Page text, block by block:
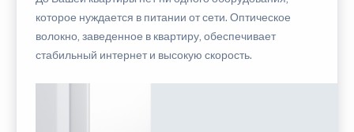
которое нуждается в питании от сети. Оптическое
волокно, заведенное в квартиру, обеспечивает
стабильный интернет и высокую скорость.